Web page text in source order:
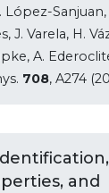
López-
J. Varela, H.
A.
708, A274
and